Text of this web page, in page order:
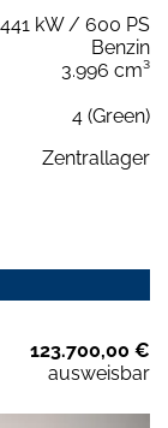
441 kW / 600 PS
Benzin
3.996 cm³
4 (Green)
Zentrallager
123.700,00 €
ausweisbar